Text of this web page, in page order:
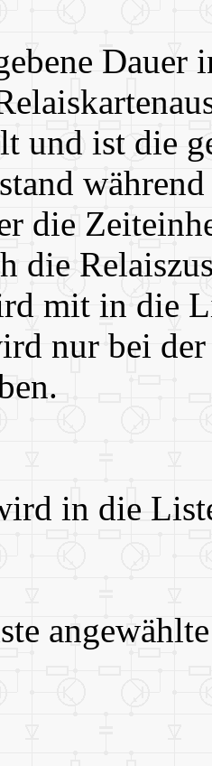
und ist die
die
die
mit in die
nur bei
in die